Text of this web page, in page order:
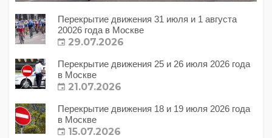
Перекрытие движения 31 июля и 1 августа
20026 года в Москве
29.07.2026
Перекрытие движения 25 и 26 июля 2026 года
в Москве
21.07.2026
Перекрытие движения 18 и 19 июля 2026 года
в Москве
15.07.2026